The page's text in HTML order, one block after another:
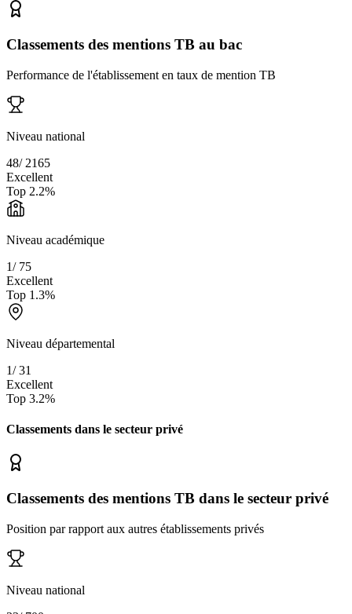
Classements des mentions TB au bac
Performance de l'établissement en taux de mention TB
Niveau national
48/ 2165
Excellent
Top 2.2%
Niveau académique
1/ 75
Excellent
Top 1.3%
Niveau départemental
1/31
Excellent
Top 3.2%
Classements dans le secteur privé
Classements des mentions TB dans le secteur privé
Position par rapport aux autres établissements privés
Niveau national